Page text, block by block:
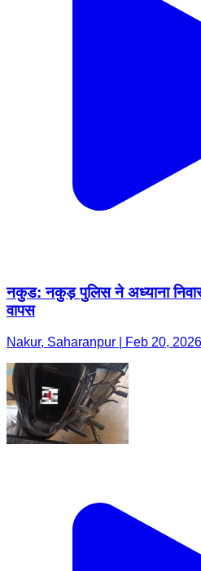
नकुड: नकुड़ पुलिस ने अध्याना
वापस
Nakur, Saharanpur | Feb 20, 2026